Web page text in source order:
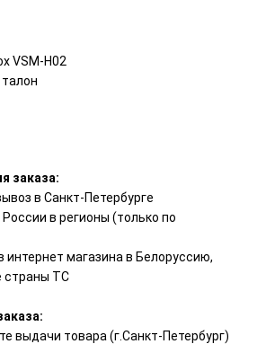
VSM-H02
заказа:
в Санкт-Петербурге
в регионы (только по
интернет магазина в Белоруссию,
страны ТС
выдачи товара (г.Санкт-Петербург)